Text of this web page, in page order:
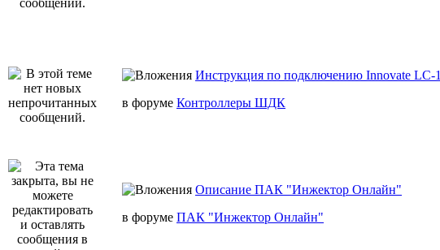
Инструкция по подключению Innovate LC-1
в форуме Контроллеры ШДК
Описание ПАК "Инжектор Онлайн"
в форуме ПАК "Инжектор Онлайн"